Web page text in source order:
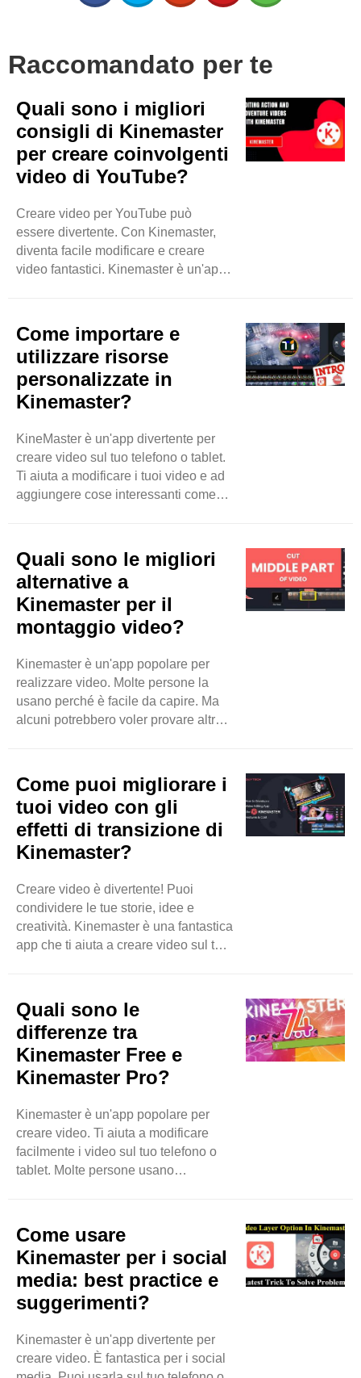
Raccomandato per te
Quali sono i migliori
consigli di Kinemaster
per creare coinvolgenti
video di YouTube?
Creare video per YouTube può
essere divertente. Con Kinemaster,
diventa facile modificare e creare
video fantastici. Kinemaster è un'app
Questo blog ti darà alcuni dei migliori
consigli per creare coinvolgenti video
di YouTube usando Kinemaster.
Pianifica il tuo video Prima di iniziare
a modificare, pianifica di cosa parlerà
raccontare. Annota le tue idee. ..
Come importare e
utilizzare risorse
personalizzate in
Kinemaster?
KineMaster è un'app divertente per
creare video sul tuo telefono o tablet.
Ti aiuta a modificare i tuoi video e ad
aggiungere cose interessanti come
che puoi usare risorse personalizzate.
Le risorse personalizzate sono cose
speciali che puoi aggiungere ai tuoi
video. Possono essere immagini,
suoni o effetti che crei o trovi online.
importare e usare risorse
personalizzate in ..
Quali sono le migliori
alternative a
Kinemaster per il
montaggio video?
Kinemaster è un'app popolare per
realizzare video. Molte persone la
usano perché è facile da capire. Ma
alcuni potrebbero voler provare altre
migliori alternative a Kinemaster per il
video editing. Queste app sono
fantastiche per realizzare video su
telefoni e tablet. Esploriamole
insieme! InShot InShot è un'ottima
intuitiva. Puoi aggiungere musica, ..
Come puoi migliorare i
tuoi video con gli
effetti di transizione di
Kinemaster?
Creare video è divertente! Puoi
condividere le tue storie, idee e
creatività. Kinemaster è una fantastica
app che ti aiuta a creare video sul tuo
suoi effetti di transizione. Questi effetti
rendono i tuoi video più fluidi e più
emozionanti. In questo blog,
impareremo come usare gli effetti di
transizione di Kinemaster per
Cosa sono gli effetti di transizione?
Prima ..
Quali sono le
differenze tra
Kinemaster Free e
Kinemaster Pro?
Kinemaster è un'app popolare per
creare video. Ti aiuta a modificare
facilmente i video sul tuo telefono o
tablet. Molte persone usano
Kinemaster ha due versioni:
Kinemaster Free e Kinemaster Pro. In
questo blog parleremo delle
differenze tra queste due versioni.
Costo La prima grande differenza è il
Puoi scaricarlo senza pagare nulla.
Questo è ottimo ..
Come usare
Kinemaster per i social
media: best practice e
suggerimenti?
Kinemaster è un'app divertente per
creare video. È fantastica per i social